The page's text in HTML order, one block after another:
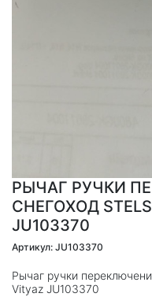
РЫЧАГ РУЧКИ
СНЕГОХОД STELS
JU103370
Артикул: JU103370
Рычаг ручки
Vityaz JU103370